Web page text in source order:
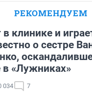
РЕКОМЕНДУЕМ
клинике и
о сестре
в «Лужниках»
034 7